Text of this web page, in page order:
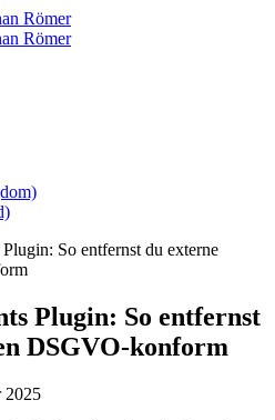
Plugin: So entfernst
DSGVO-konform
2025